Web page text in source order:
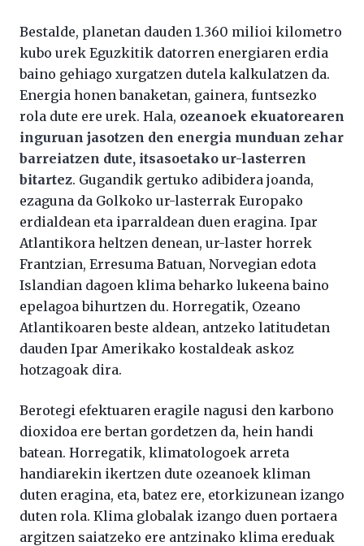
Bestalde, planetan dauden 1.360 milioi kilometro
kubo urek Eguzkitik datorren energiaren erdia
baino gehiago xurgatzen dutela kalkulatzen da.
Energia honen banaketan, gainera, funtsezko
rola dute ere urek. Hala, ozeanoek ekuatorearen
inguruan jasotzen den energia munduan zehar
barreiatzen dute, itsasoetako ur-lasterren
bitartez. Gugandik gertuko adibidera joanda,
ezaguna da Golkoko ur-lasterrak Europako
erdialdean eta iparraldean duen eragina. Ipar
Atlantikora heltzen denean, ur-laster horrek
Frantzian, Erresuma Batuan, Norvegian edota
Islandian dagoen klima beharko lukeena baino
epelagoa bihurtzen du. Horregatik, Ozeano
Atlantikoaren beste aldean, antzeko latitudetan
dauden Ipar Amerikako kostaldeak askoz
hotzagoak dira.
Berotegi efektuaren eragile nagusi den karbono
dioxidoa ere bertan gordetzen da, hein handi
batean. Horregatik, klimatologoek arreta
handiarekin ikertzen dute ozeanoek kliman
duten eragina, eta, batez ere, etorkizunean izango
duten rola. Klima globalak izango duen portaera
argitzen saiatzeko ere antzinako klima ereduak